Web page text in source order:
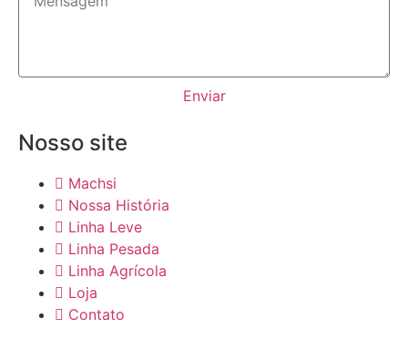
Enviar
Nosso site
Machsi
Nossa História
Linha Leve
Linha Pesada
Linha Agrícola
Loja
Contato